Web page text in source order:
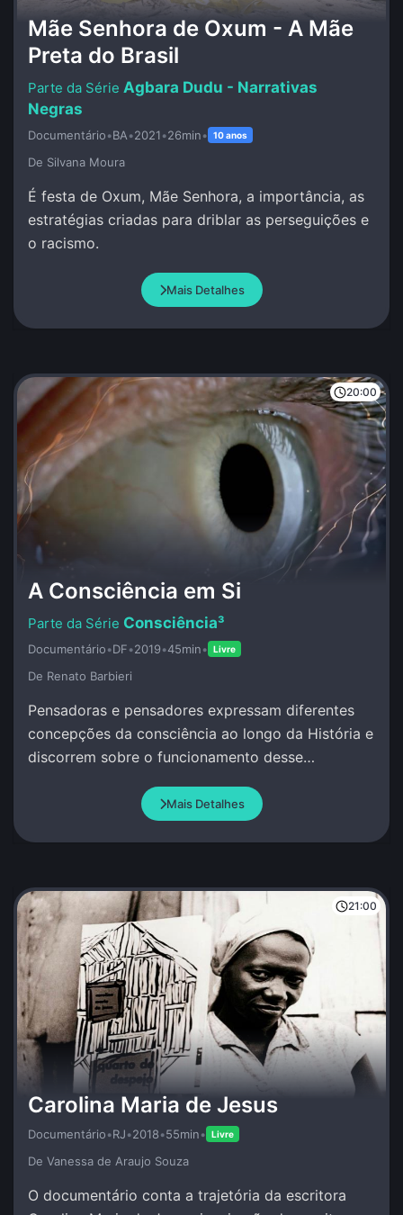
Mãe Senhora de Oxum - A Mãe
Preta do Brasil
Agbara Dudu - Narrativas
Negras
Documentário•BA•2021•26min• 10 anos
De Silvana Moura
É festa de Oxum, Mãe Senhora, a importância, as
estratégias criadas para driblar as perseguições e
o racismo.
Mais Detalhes
20:00
A Consciência em Si
Consciência³
Documentário•DF•2019•45min• Livre
De Renato Barbieri
Pensadoras e pensadores expressam diferentes
concepções da consciência ao longo da História e
discorrem sobre o funcionamento desse
Mais Detalhes
21:00
Carolina Maria de Jesus
Documentário•RJ•2018•55min• Livre
De Vanessa de Araujo Souza
O documentário conta a trajetória da escritora